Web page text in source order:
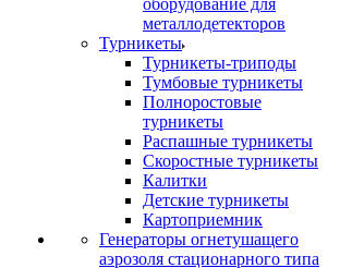
оборудование для
металлодетекторов
Турникеты
Турникеты-триподы
Тумбовые турникеты
Полноростовые
турникеты
Распашные турникеты
Скоростные турникеты
Калитки
Детские турникеты
Картоприемник
Генераторы огнетушащего
аэрозоля стационарного типа